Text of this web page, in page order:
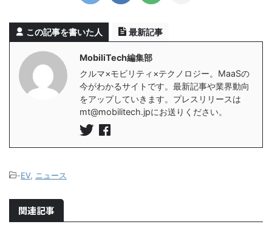
この記事を書いた人 最新記事
MobiliTech編集部
クルマ×モビリティ×テクノロジー。MaaSの
今がわかるサイトです。最新記事や業界動向
をアップしていきます。プレスリリースは
mt@mobilitech.jpにお送りください。
-EV, ニュース
関連記事